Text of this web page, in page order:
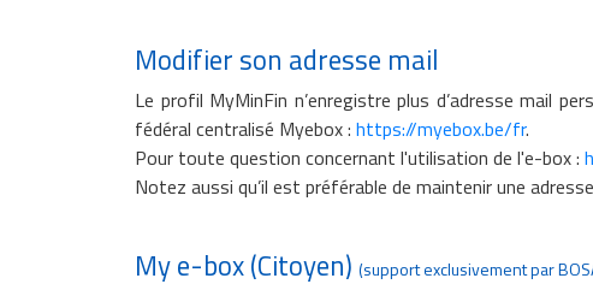
Modifier son adresse mail
Le profil MyMinFin n’enregistre plus d’adresse mail
fédéral centralisé Myebox : https://myebox.be/fr.
Pour toute question concernant l'utilisation de l'e-box :
Notez aussi qu’il est préférable de maintenir une
My e-box (Citoyen) (support exclusivement par